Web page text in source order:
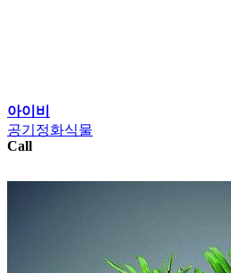
아이비
공기정화식물
Call